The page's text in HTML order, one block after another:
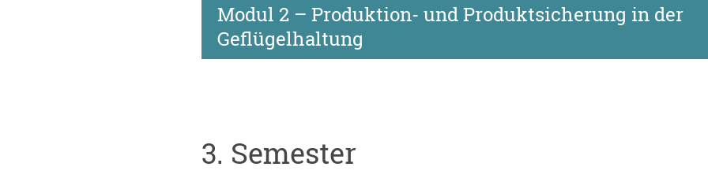
Modul 2 – Produktion- und Produktsicherung in der
Geflügelhaltung
3. Semester